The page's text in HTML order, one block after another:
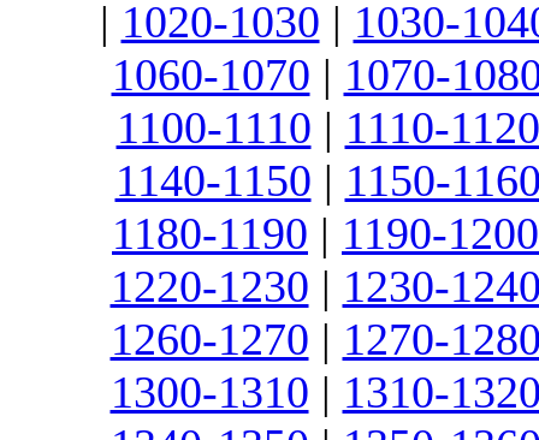
| 1020-1030 | 1030-
1060-1070 | 1070-
1100-1110 | 1110-1120
1140-1150 | 1150-
1180-1190 | 1190-1200
1220-1230 | 1230-
1260-1270 | 1270-
1300-1310 | 1310-